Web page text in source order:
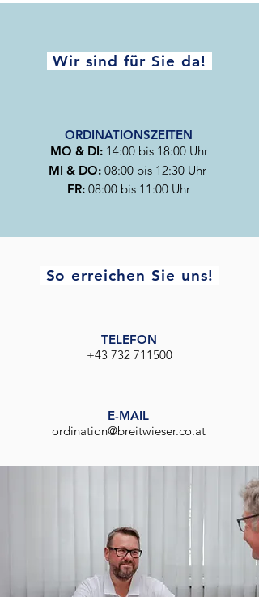
Wir sind für Sie da!
ORDINATIONSZEITEN
MO & DI: 14:00 bis 18:00 Uhr
MI & DO:08:00 bis 12:30 Uhr
FR: 08:00 bis 11:00 Uhr
So erreichen Sie uns!
TELEFON
+43 732 711500
E-MAIL
ordination@breitwieser.co.at